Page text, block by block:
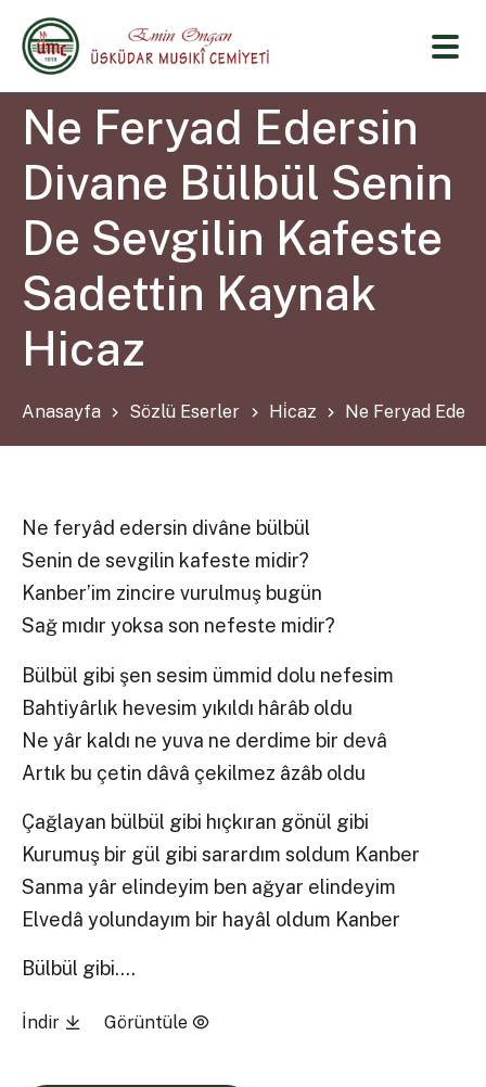
Ne Feryad Edersin
Divane Bülbül Senin
De Sevgilin Kafeste
Sadettin Kaynak
Hicaz
Anasayfa Sözlü Eserler Hi̇caz Ne Feryad
Ne feryâd edersin divâne bülbül
Senin de sevgilin kafeste midir?
Kanber’im zincire vurulmuş bugün
Sağ mıdır yoksa son nefeste midir?
Bülbül gibi şen sesim ümmid dolu nefesim
Bahtiyârlık hevesim yıkıldı hârâb oldu
Ne yâr kaldı ne yuva ne derdime bir devâ
Artık bu çetin dâvâ çekilmez âzâb oldu
Çağlayan bülbül gibi hıçkıran gönül gibi
Kurumuş bir gül gibi sarardım soldum Kanber
Sanma yâr elindeyim ben ağyar elindeyim
Elvedâ yolundayım bir hayâl oldum Kanber
Bülbül gibi….
İndir Görüntüle